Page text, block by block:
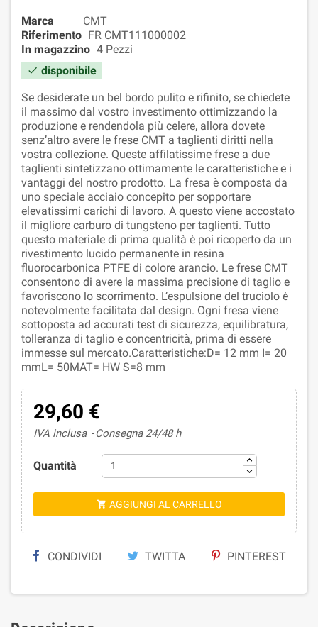
Marca
CMT
Riferimento FR CMT111000002
In magazzino 4 Pezzi
 disponibile
Se desiderate un bel bordo pulito e rifinito, se chiedete
il massimo dal vostro investimento ottimizzando la
produzione e rendendola più celere, allora dovete
senz’altro avere le frese CMT a taglienti diritti nella
vostra collezione. Queste affilatissime frese a due
taglienti sintetizzano ottimamente le caratteristiche e i
vantaggi del nostro prodotto. La fresa è composta da
uno speciale acciaio concepito per sopportare
elevatissimi carichi di lavoro. A questo viene accostato
il migliore carburo di tungsteno per taglienti. Tutto
questo materiale di prima qualità è poi ricoperto da un
rivestimento lucido permanente in resina
fluorocarbonica PTFE di colore arancio. Le frese CMT
consentono di avere la massima precisione di taglio e
favoriscono lo scorrimento. L’espulsione del truciolo è
notevolmente facilitata dal design. Ogni fresa viene
sottoposta ad accurati test di sicurezza, equilibratura,
tolleranza di taglio e concentricità, prima di essere
immesse sul mercato.Caratteristiche:D= 12 mm I= 20
mmL= 50MAT= HW S=8 mm
29,60 €
IVA inclusa Consegna 24/48 h
Quantità
 AGGIUNGI AL CARRELLO
CONDIVIDI TWITTA PINTEREST